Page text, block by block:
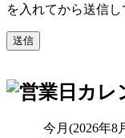
を入れてから送信し
今月(2026年8